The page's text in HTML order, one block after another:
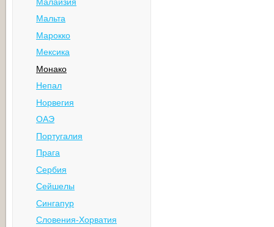
Мальта
Марокко
Мексика
Монако
Непал
Норвегия
ОАЭ
Португалия
Прага
Сербия
Сейшелы
Сингапур
Словения-Хорватия